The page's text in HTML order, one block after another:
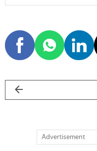
Advertisement